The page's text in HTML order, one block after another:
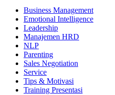
Business Management
Emotional Intelligence
Leadership
Manajemen HRD
NLP
Parenting
Sales Negotiation
Service
Tips & Motivasi
Training Presentasi